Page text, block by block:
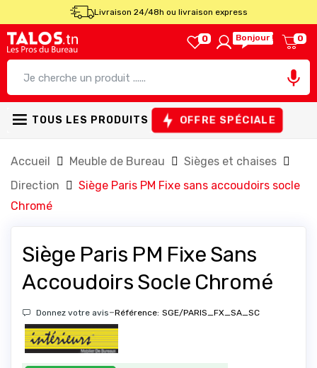
Livraison 24/48h ou livraison express
0 Bonjour ! 0

TOUS LES PRODUITS OFFRE SPÉCIALE
Accueil Meuble de Bureau
Sièges et chaises
Direction
Siège Paris PM Fixe sans accoudoirs socle
Chromé
Siège Paris PM Fixe Sans
Accoudoirs Socle Chromé
Donnez votre avis-Référence: SGE/PARIS_FX_SA_SC